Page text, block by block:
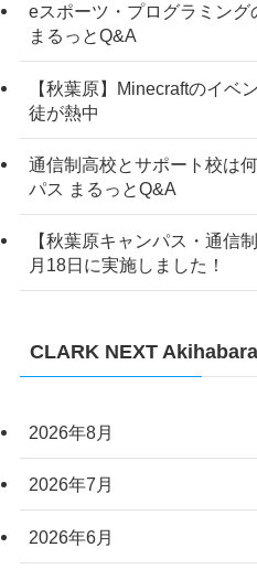
eスポーツ・プログラミン
まるっとQ&A
【秋葉原】Minecraftのイベ
徒が熱中
通信制高校とサポート校は
パス まるっとQ&A
【秋葉原キャンパス・通信
月18日に実施しました！
CLARK NEXT
2026年8月
2026年7月
2026年6月